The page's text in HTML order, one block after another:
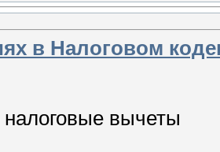
в Налоговом
вычеты